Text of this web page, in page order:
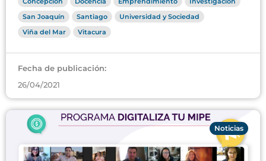
San Joaquín
Santiago
Universidad y Sociedad
Viña del Mar
Vitacura
Fecha de publicación:
26/04/2021
Noticias